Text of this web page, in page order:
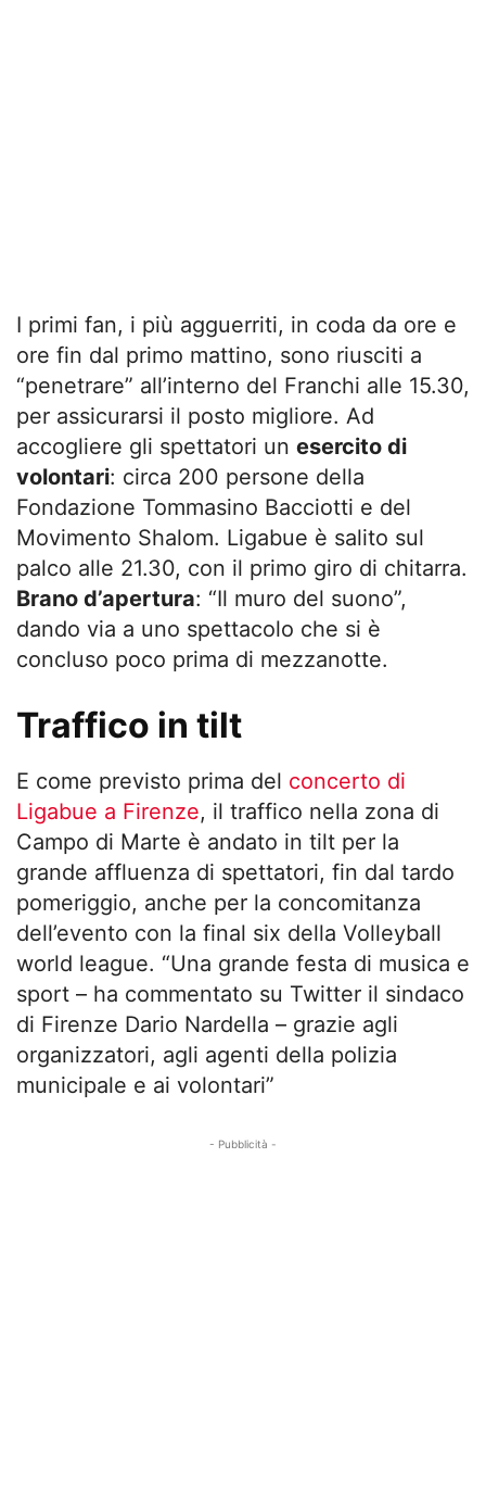
I primi fan, i più agguerriti, in coda da ore e
ore fin dal primo mattino, sono riusciti a
“penetrare” all’interno del Franchi alle 15.30,
per assicurarsi il posto migliore. Ad
accogliere gli spettatori un esercito di
volontari: circa 200 persone della
Fondazione Tommasino Bacciotti e del
Movimento Shalom. Ligabue è salito sul
palco alle 21.30, con il primo giro di chitarra.
Brano d’apertura: “Il muro del suono”,
dando via a uno spettacolo che si è
concluso poco prima di mezzanotte.
Traffico in tilt
E come previsto prima del concerto di
Ligabue a Firenze, il traffico nella zona di
Campo di Marte è andato in tilt per la
grande affluenza di spettatori, fin dal tardo
pomeriggio, anche per la concomitanza
dell’evento con la final six della Volleyball
world league. “Una grande festa di musica e
sport – ha commentato su Twitter il sindaco
di Firenze Dario Nardella – grazie agli
organizzatori, agli agenti della polizia
municipale e ai volontari”
- Pubblicità -